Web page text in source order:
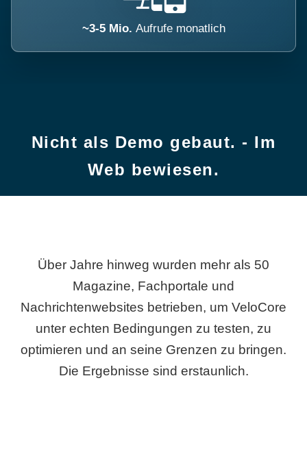
~3-5 Mio. Aufrufe monatlich
Nicht als Demo gebaut. - Im
Web bewiesen.
Über Jahre hinweg wurden mehr als 50
Magazine, Fachportale und
Nachrichtenwebsites betrieben, um VeloCore
unter echten Bedingungen zu testen, zu
optimieren und an seine Grenzen zu bringen.
Die Ergebnisse sind erstaunlich.